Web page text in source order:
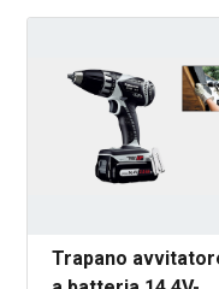
Trapano